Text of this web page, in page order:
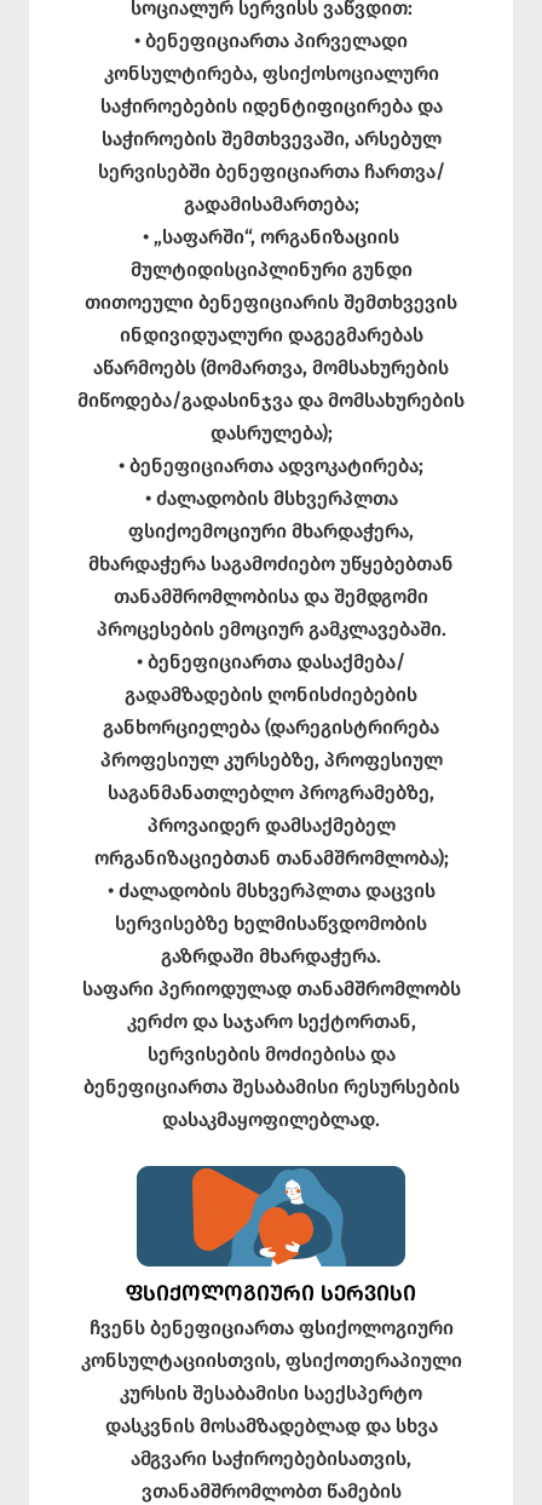
სოციალურ სერვისს ვაწვდით:
• ბენეფიციართა პირველადი
კონსულტირება, ფსიქოსოციალური
საჭიროებების იდენტიფიცირება და
საჭიროების შემთხვევაში, არსებულ
სერვისებში ბენეფიციართა ჩართვა/
გადამისამართება;
• „საფარში“, ორგანიზაციის
მულტიდისციპლინური გუნდი
თითოეული ბენეფიციარის შემთხვევის
ინდივიდუალური დაგეგმარებას
აწარმოებს (მომართვა, მომსახურების
მიწოდება/გადასინჯვა და მომსახურების
დასრულება);
• ბენეფიციართა ადვოკატირება;
• ძალადობის მსხვერპლთა
ფსიქოემოციური მხარდაჭერა,
მხარდაჭერა საგამოძიებო უწყებებთან
თანამშრომლობისა და შემდგომი
პროცესების ემოციურ გამკლავებაში.
• ბენეფიციართა დასაქმება/
გადამზადების ღონისძიებების
განხორციელება (დარეგისტრირება
პროფესიულ კურსებზე, პროფესიულ
საგანმანათლებლო პროგრამებზე,
პროვაიდერ დამსაქმებელ
ორგანიზაციებთან თანამშრომლობა);
• ძალადობის მსხვერპლთა დაცვის
სერვისებზე ხელმისაწვდომობის
გაზრდაში მხარდაჭერა.
საფარი პერიოდულად თანამშრომლობს
კერძო და საჯარო სექტორთან,
სერვისების მოძიებისა და
ბენეფიციართა შესაბამისი რესურსების
დასაკმაყოფილებლად.
ᲤᲡᲘᲥᲝᲚᲝᲒᲘᲣᲠᲘ ᲡᲔᲠᲕᲘᲡᲘ
ჩვენს ბენეფიციართა ფსიქოლოგიური
კონსულტაციისთვის, ფსიქოთერაპიული
კურსის შესაბამისი საექსპერტო
დასკვნის მოსამზადებლად და სხვა
ამგვარი საჭიროებებისათვის,
ვთანამშრომლობთ წამების